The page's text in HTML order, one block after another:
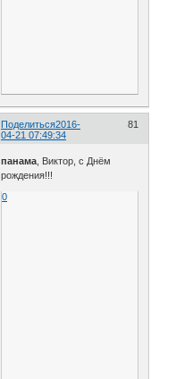
Поделиться 81
2016-
04-21 07:49:34
панама , Виктор, с Днём
рождения!!!
0